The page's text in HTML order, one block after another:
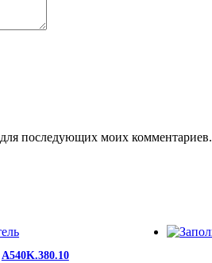
последующих моих комментариев.
A540K.380.10